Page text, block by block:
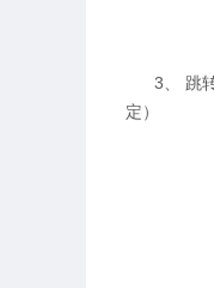
3、 跳转
定）